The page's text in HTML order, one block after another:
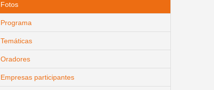
Fotos
Programa
Temáticas
Oradores
Empresas participantes